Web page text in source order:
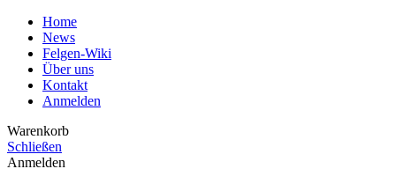
Home
News
Felgen-Wiki
Über uns
Kontakt
Anmelden
Warenkorb
Schließen
Anmelden